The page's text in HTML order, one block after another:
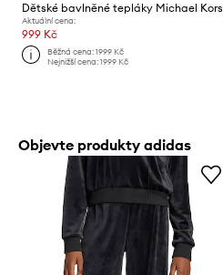
Dětské bavlněné tepláky Michael Kors
Aktuální cena:
999 Kč
Běžná cena:1999 Kč
Nejnižší cena:1999 Kč
Objevte produkty adidas